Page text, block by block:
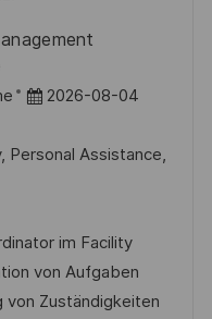
D
t
d
e
r
2026-08-04
Personal Assistance,
im Facility
von Aufgaben
von Zuständigkeiten